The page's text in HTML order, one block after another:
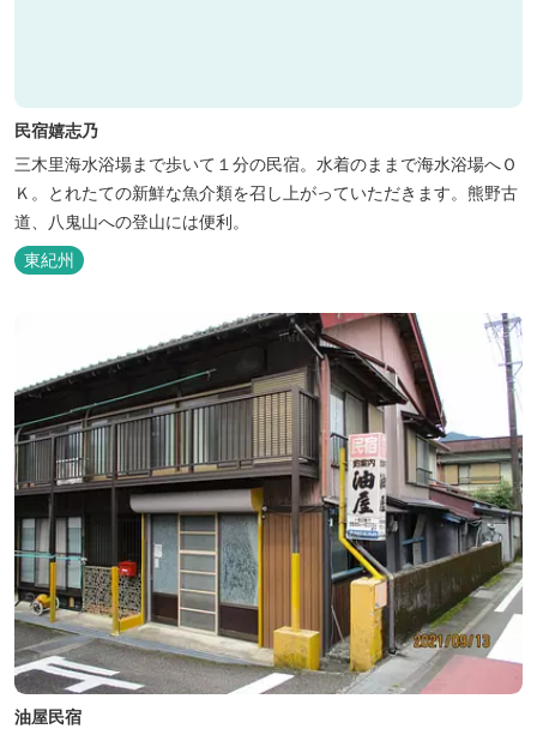
民宿嬉志乃
三木里海水浴場まで歩いて１分の民宿。水着のままで海水浴場へＯ
Ｋ。とれたての新鮮な魚介類を召し上がっていただきます。熊野古
道、八鬼山への登山には便利。
東紀州
油屋民宿